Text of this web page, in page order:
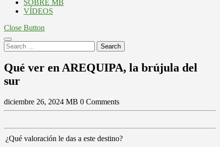
SOBRE MB
VÍDEOS
Close Button
Search
Qué ver en AREQUIPA, la brújula del
sur
diciembre 26, 2024 MB 0 Comments
¿Qué valoración le das a este destino?